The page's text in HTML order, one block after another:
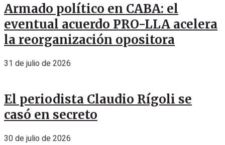
Armado político en CABA: el
eventual acuerdo PRO-LLA acelera
la reorganización opositora
31 de julio de 2026
El periodista Claudio Rígoli se
casó en secreto
30 de julio de 2026